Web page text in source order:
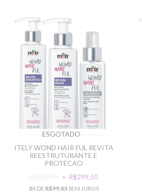
ESGOTADO
ITELY WOND HAIR FUL REVITA
REESTRUTURANTE E
PROTECAO
R$320,79
R$299,50
3X DE R$99,83SEM JUROS